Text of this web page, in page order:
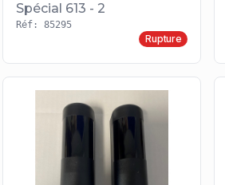
Spécial 613 - 2
Réf: 85295
Rupture